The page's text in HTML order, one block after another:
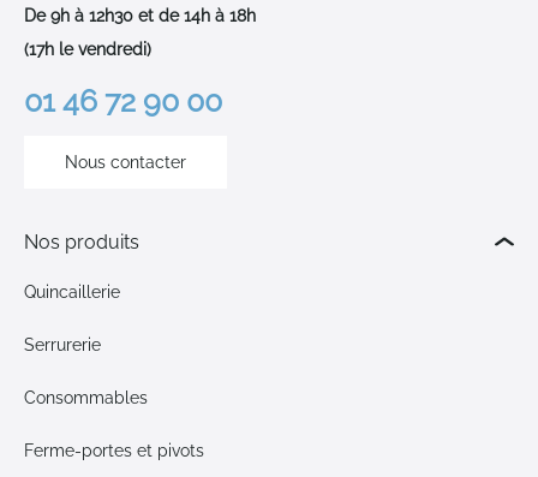
De 9h à 12h30 et de 14h à 18h
(17h le vendredi)
01 46 72 90 00
Nous contacter
Nos produits
Quincaillerie
Serrurerie
Consommables
Ferme-portes et pivots